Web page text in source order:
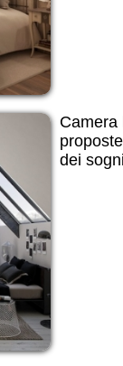
Camera
dei sogni